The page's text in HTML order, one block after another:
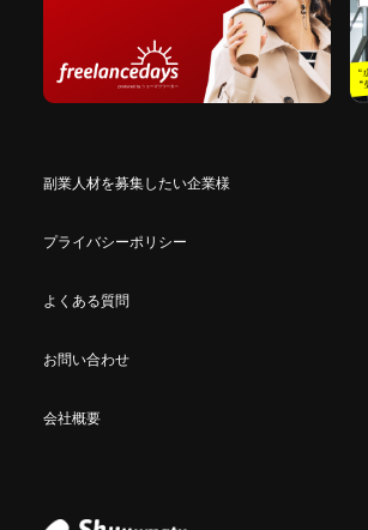
副業人材を募集したい企業様
プライバシーポリシー
よくある質問
お問い合わせ
会社概要